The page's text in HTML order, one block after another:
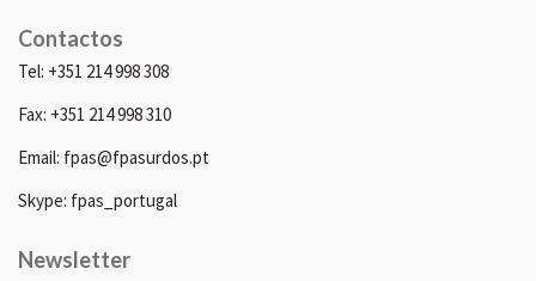
Contactos
Tel: +351 214 998 308
Fax: +351 214 998 310
Email: fpas@fpasurdos.pt
Skype: fpas_portugal
Newsletter